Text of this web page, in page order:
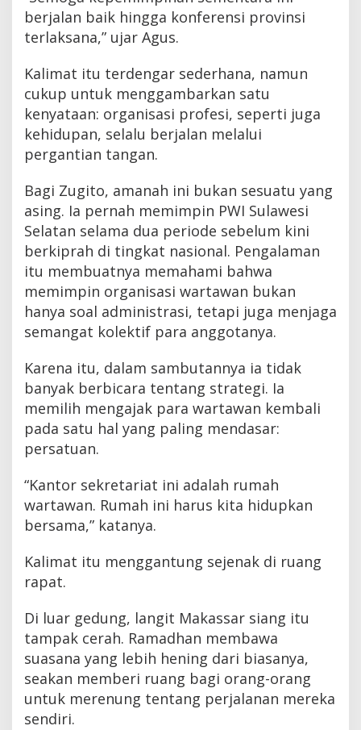
berjalan baik hingga konferensi provinsi
terlaksana,” ujar Agus.
Kalimat itu terdengar sederhana, namun
cukup untuk menggambarkan satu
kenyataan: organisasi profesi, seperti juga
kehidupan, selalu berjalan melalui
pergantian tangan.
Bagi Zugito, amanah ini bukan sesuatu yang
asing. Ia pernah memimpin PWI Sulawesi
Selatan selama dua periode sebelum kini
berkiprah di tingkat nasional. Pengalaman
itu membuatnya memahami bahwa
memimpin organisasi wartawan bukan
hanya soal administrasi, tetapi juga menjaga
semangat kolektif para anggotanya.
Karena itu, dalam sambutannya ia tidak
banyak berbicara tentang strategi. Ia
memilih mengajak para wartawan kembali
pada satu hal yang paling mendasar:
persatuan.
“Kantor sekretariat ini adalah rumah
wartawan. Rumah ini harus kita hidupkan
bersama,” katanya.
Kalimat itu menggantung sejenak di ruang
rapat.
Di luar gedung, langit Makassar siang itu
tampak cerah. Ramadhan membawa
suasana yang lebih hening dari biasanya,
seakan memberi ruang bagi orang-orang
untuk merenung tentang perjalanan mereka
sendiri.